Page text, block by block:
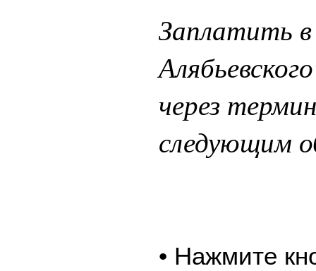
Заплатить
через
следующим
• Нажмите